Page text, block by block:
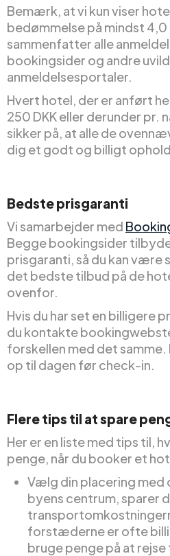
Bemærk, at vi kun viser
bedømmelse på mindst 4,0
sammenfatter alle
bookingsider og andre
anmeldelsesportaler.
Hvert hotel, der er anført
250 DKK eller derunder pr.
sikker på, at alle de
dig et godt og billigt ophold
Bedste prisgaranti
Vi samarbejder med
Begge bookingsider
prisgaranti, så du kan være
det bedste tilbud på de
ovenfor.
Hvis du har set en billigere
du kontakte
forskellen med det samme.
op til dagen før check-in.
Flere tips til at spare
Her er en liste med tips til,
penge, når du booker et
Vælg din placering med
byens centrum, sparer
forstæderne er ofte
bruge penge på at